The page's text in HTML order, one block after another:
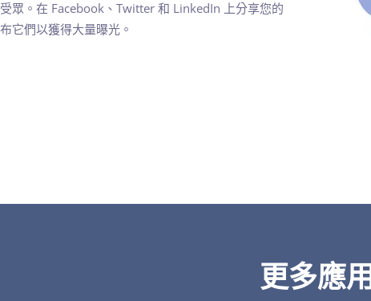
眾。在 Facebook、Twitter 和 LinkedIn 上分享您的
它們以獲得大量曝光。
更多應用